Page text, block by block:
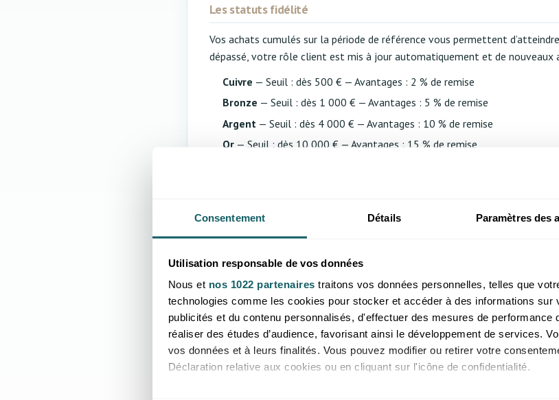
Consentement Détails Paramètres des
Utilisation responsable de vos données
Nous et nos 1022 partenaires traitons vos données personnelles, telles que
technologies comme les cookies pour stocker et accéder à des informations sur
publicités et du contenu personnalisés, d'effectuer des mesures de performance
réaliser des études d’audience, favorisant ainsi le développement de services.
vos données et à leurs finalités. Vous pouvez modifier ou retirer votre
Déclaration relative aux cookies ou en cliquant sur l'icône de confidentialité.
Les statuts fidélité
Vos achats cumulés sur la période de référence vous permettent
dépassé, votre rôle client est mis à jour automatiquement et de nouveaux
Cuivre — Seuil : dès 500 € — Avantages : 2 % de remise
Bronze — Seuil : dès 1 000 € — Avantages : 5 % de remise
Argent — Seuil : dès 4 000 € — Avantages : 10 % de remise
Or— Seuil : dès 10 000 € — Avantages : 15 % de remise
Autres remises disponibles
REMISES PAR MONTANT DE COMMANDE
MONTANT HT
500 € 5 %
1 000 € 10 %